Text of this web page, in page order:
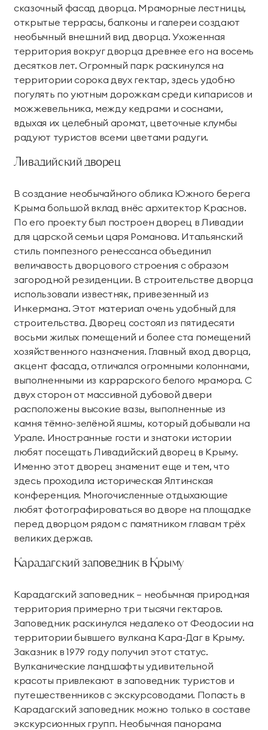
сказочный фасад дворца. Мраморные лестницы,
открытые террасы, балконы и галереи создают
необычный внешний вид дворца. Ухоженная
территория вокруг дворца древнее его на восемь
десятков лет. Огромный парк раскинулся на
территории сорока двух гектар, здесь удобно
погулять по уютным дорожкам среди кипарисов и
можжевельника, между кедрами и соснами,
вдыхая их целебный аромат, цветочные клумбы
радуют туристов всеми цветами радуги.
Ливадийский дворец
В создание необычайного облика Южного берега
Крыма большой вклад внёс архитектор Краснов.
По его проекту был построен дворец в Ливадии
для царской семьи царя Романова. Итальянский
стиль помпезного ренессанса объединил
величавость дворцового строения с образом
загородной резиденции. В строительстве дворца
использовали известняк, привезенный из
Инкермана. Этот материал очень удобный для
строительства. Дворец состоял из пятидесяти
восьми жилых помещений и более ста помещений
хозяйственного назначения. Главный вход дворца,
акцент фасада, отличался огромными колоннами,
выполненными из каррарского белого мрамора. С
двух сторон от массивной дубовой двери
расположены высокие вазы, выполненные из
камня тёмно-зелёной яшмы, который добывали на
Урале. Иностранные гости и знатоки истории
любят посещать Ливадийский дворец в Крыму.
Именно этот дворец знаменит еще и тем, что
здесь проходила историческая Ялтинская
конференция. Многочисленные отдыхающие
любят фотографироваться во дворе на площадке
перед дворцом рядом с памятником главам трёх
великих держав.
Карадагский заповедник в Крыму
Карадагский заповедник – необычная природная
территория примерно три тысячи гектаров.
Заповедник раскинулся недалеко от Феодосии на
территории бывшего вулкана Кара-Даг в Крыму.
Заказник в 1979 году получил этот статус.
Вулканические ландшафты удивительной
красоты привлекают в заповедник туристов и
путешественников с экскурсоводами. Попасть в
Карадагский заповедник можно только в составе
экскурсионных групп. Необычная панорама